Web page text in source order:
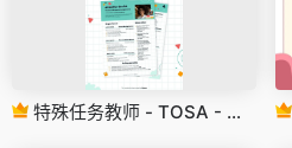
特殊任务教师 - TOSA - 简历